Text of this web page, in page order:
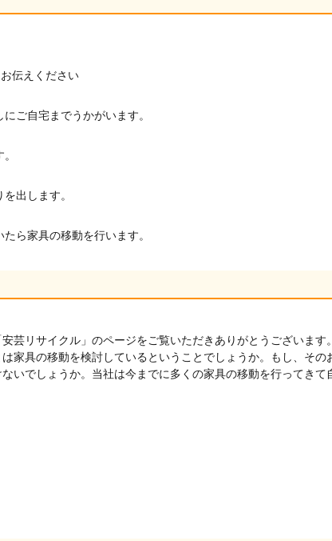
伝えください
ご自宅までうかがいます。
出します。
ら家具の移動を行います。
安芸リサイクル」のページをご覧いただきありがとうございま
は家具の移動を検討しているということでしょうか。もし、そ
ないでしょうか。当社は今までに多くの家具の移動を行ってきて